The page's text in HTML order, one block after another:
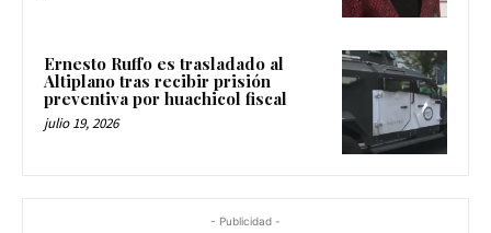
Ernesto Ruffo es trasladado al
Altiplano tras recibir prisión
preventiva por huachicol fiscal
julio 19, 2026
- Publicidad -